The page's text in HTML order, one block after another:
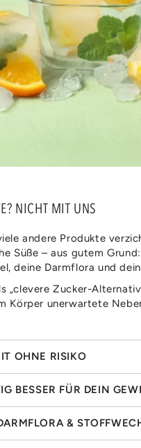
NICHT MIT UNS
andere Produkte
Süße – aus gutem
deine Darmflora und
„clevere Zucker-
Körper unerwartete
OHNE RISIKO
BESSER FÜR DEIN
&